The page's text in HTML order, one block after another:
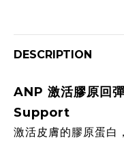
DESCRIPTION
ANP 激活膠原回
Support
激活皮膚的膠原蛋白